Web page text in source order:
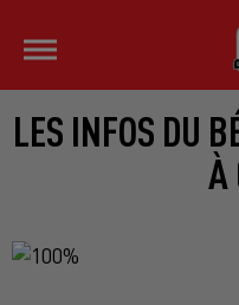
LES INFOS DU
À